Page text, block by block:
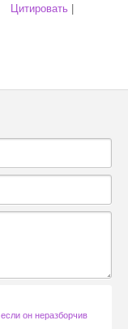
Цитировать